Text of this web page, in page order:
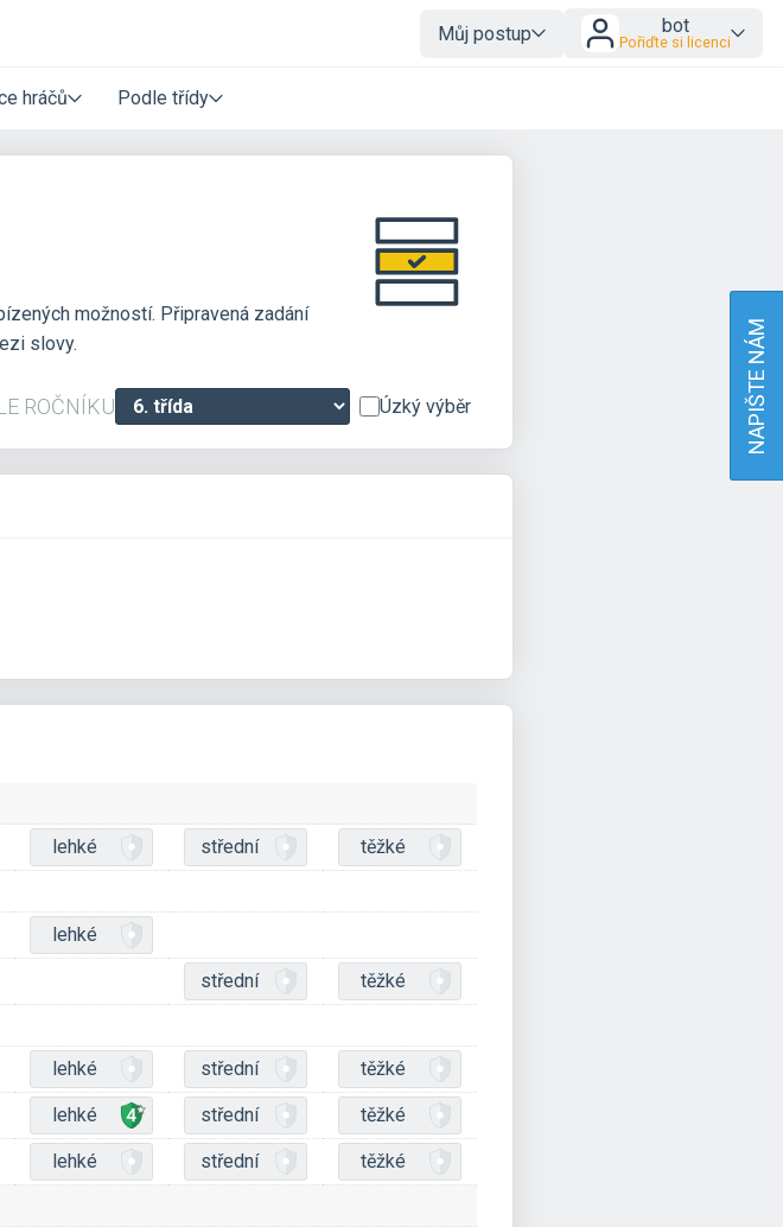
Můj postup bot
Pořiďte si licenci
hráčů Podle třídy
možností. Připravená zadání
slovy.
ROČNÍKU Úzký výběr
lehké střední
těžké
lehké
střední
těžké
lehké střední těžké
lehké střední těžké
lehké střední
těžké
NAPIŠTE NÁM